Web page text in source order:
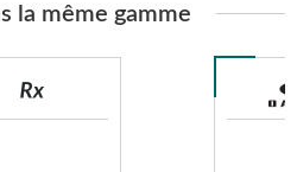
la même gamme